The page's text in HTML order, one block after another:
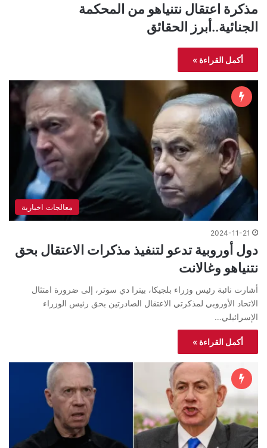
مذكرة اعتقال نتنياهو من المحكمة
الجنائية..أبرز الحقائق
أكمل القراءة »
معالجات اخبارية
2024-11-21
دول أوروبية تدعو لتنفيذ مذكرات الاعتقال بحق
نتنياهو وغالانت
أشارت نائبة رئيس وزراء بلجيكا، بيترا دي سوتر، إلى ضرورة امتثال
الاتحاد الأوروبي لمذكرتي الاعتقال الصادرتين بحق رئيس الوزراء
الإسرائيلي…
أكمل القراءة »